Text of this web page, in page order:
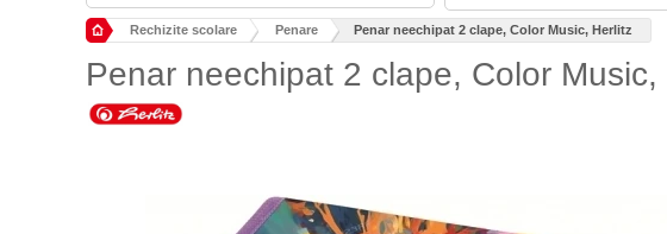
Rechizite scolare Penare Penar neechipat 2 clape, Color Music, Herlitz
Penar neechipat 2 clape, Color Music,